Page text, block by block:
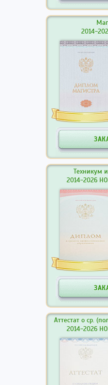
2014-
Техникум
2014-2026
Аттестат о ср.
2014-2026